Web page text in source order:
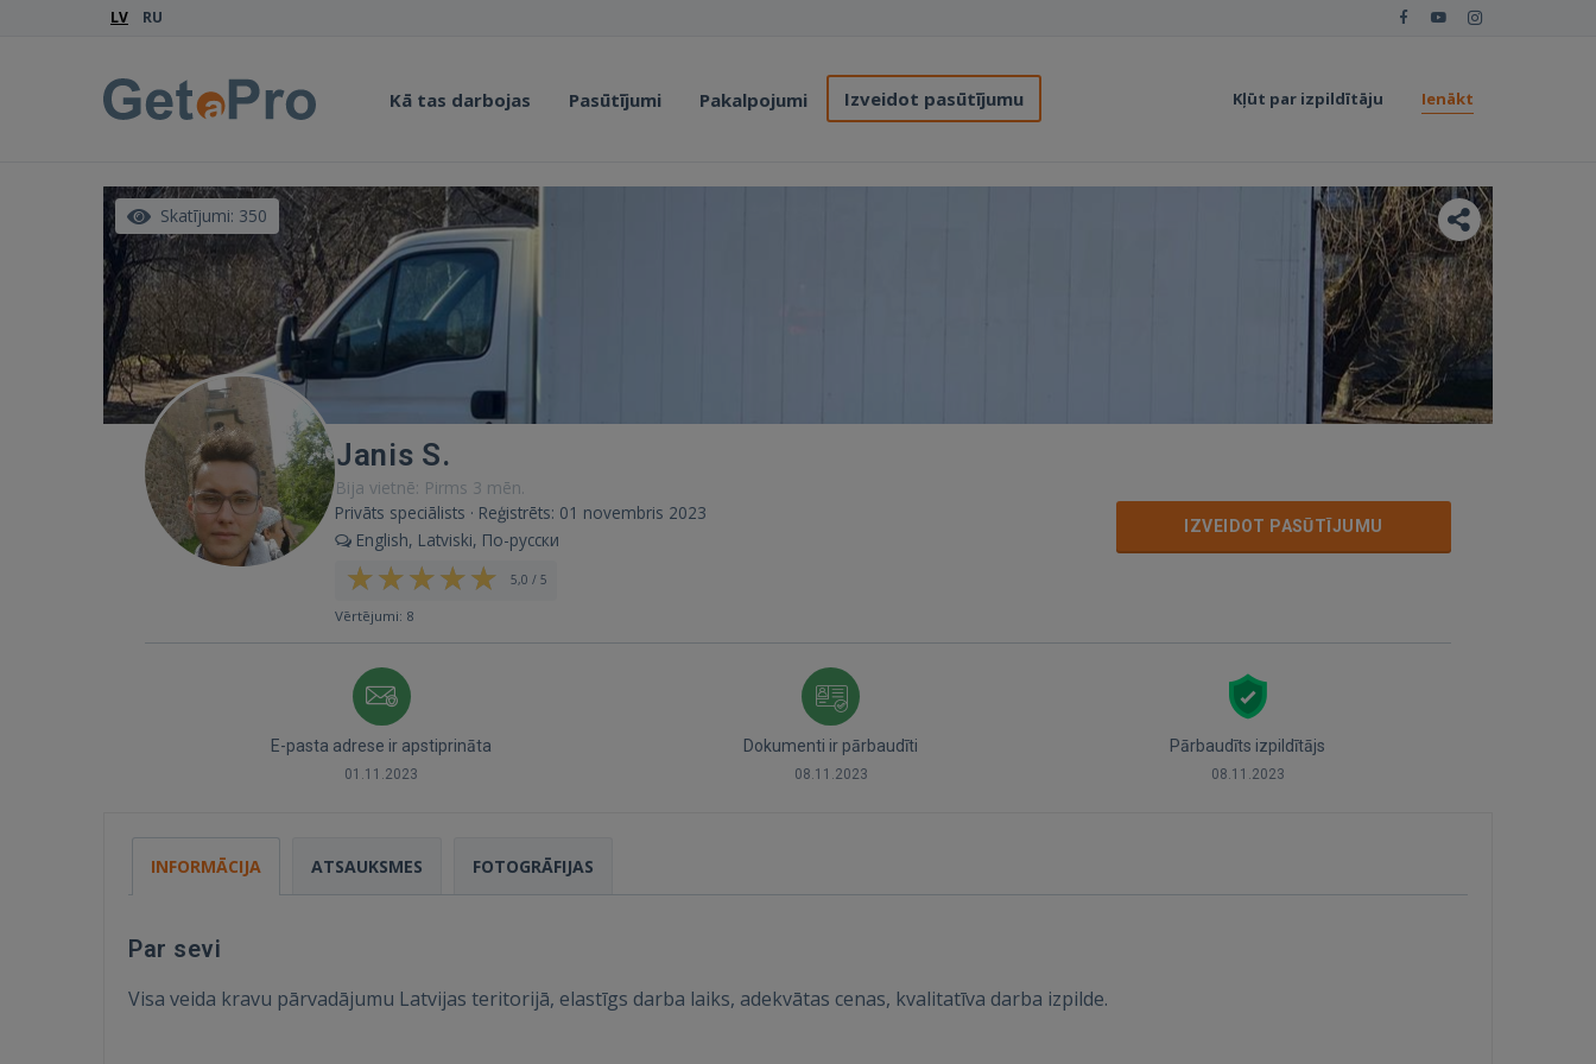
LV RU
Kā tas darbojas Pasūtījumi Pakalpojumi Izveidot pasūtījumu Kļūt par izpildītāju Ienākt
IENĀKT
Skatījumi: 350
Janis S.
Bija vietnē: Pirms 3 mēn.
Privāts speciālists · Reģistrēts: 01 novembris 2023
English, Latviski, По-русски
5,0 / 5
Vērtējumi: 8
IZVEIDOT PASŪTĪJUMU
E-pasta adrese ir apstiprināta
01.11.2023
Dokumenti ir pārbaudīti
08.11.2023
Pārbaudīts izpildītājs
08.11.2023
INFORMĀCIJA ATSAUKSMES FOTOGRĀFIJAS
Par sevi
Visa veida kravu pārvadājumu Latvijas teritorijā, elastīgs darba laiks, adekvātas cenas, kvalitatīva darba izpilde.